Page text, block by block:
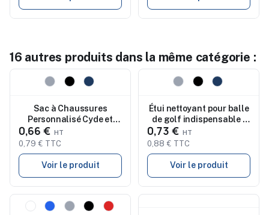
16 autres produits dans la même catégorie :
Nouveau
Sac à Chaussures
Personnalisé Cyde et
Durable Ardentix
0,66 €
0,79 € TTC
Voir le produit
Nouveau
Étui nettoyant pour balle
de golf indispensable -
Hese
0,73 €
0,88 € TTC
Voir le produit
Nouveau